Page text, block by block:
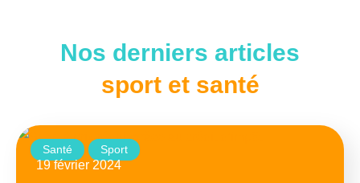
Nos derniers articles
sport et santé
Santé Sport
19 février 2024